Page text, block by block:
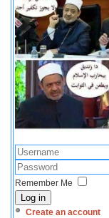
Remember Me
Log in
Create an account